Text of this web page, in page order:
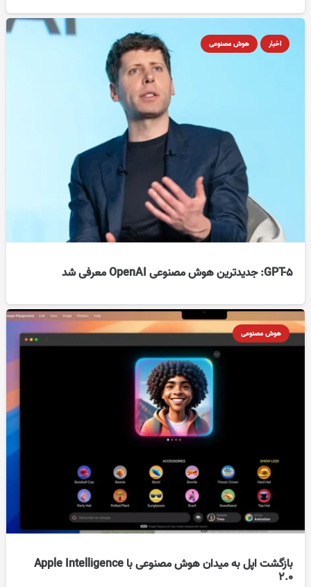
اخبار هوش مصنوعی
GPT-5: جدیدترین هوش مصنوعی OpenAI معرفی شد
هوش مصنوعی
بازگشت اپل به میدان هوش مصنوعی با Apple Intelligence
2.0